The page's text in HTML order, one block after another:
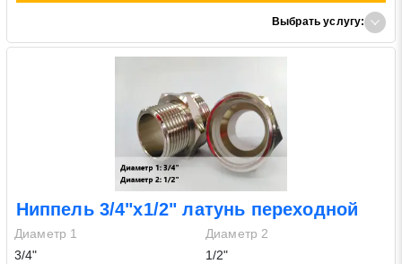
Выбрать услугу:
Ниппель 3/4"х1/2" латунь переходной
Диаметр 1
3/4"
Диаметр 2
1/2"